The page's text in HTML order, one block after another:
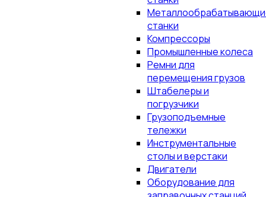
станки
Компрессоры
Промышленные колеса
Ремни для
перемещения грузов
Штабелеры и
погрузчики
Грузоподъемные
тележки
Инструментальные
столы и верстаки
Двигатели
Оборудование для